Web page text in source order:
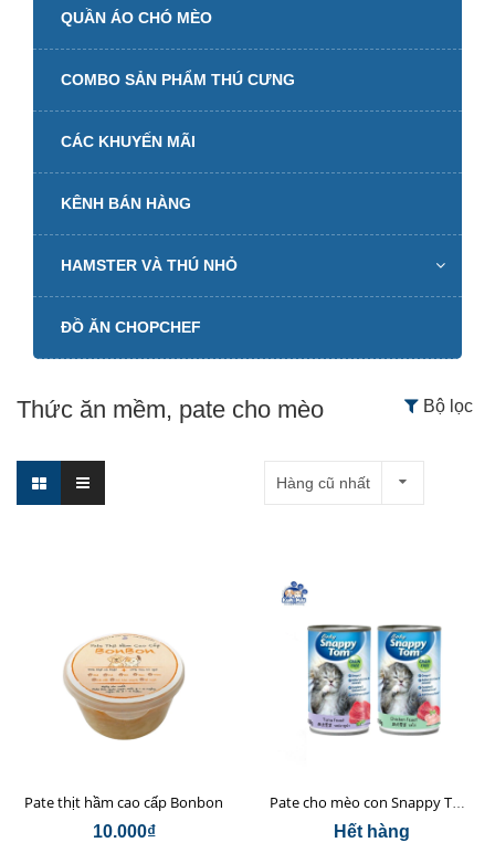
QUẦN ÁO CHÓ MÈO
COMBO SẢN PHẨM THÚ CƯNG
CÁC KHUYẾN MÃI
KÊNH BÁN HÀNG
HAMSTER VÀ THÚ NHỎ
ĐỒ ĂN CHOPCHEF
Thức ăn mềm, pate cho mèo Bộ lọc
Hàng cũ nhất
Pate thịt hầm cao cấp Bonbon
10.000₫ Hết hàng